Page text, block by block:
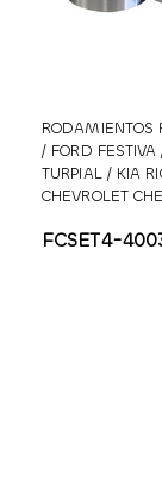
RODAMIENTOS
/ FORD FESTIVA
TURPIAL / KIA
CHEVROLET
FCSET4-